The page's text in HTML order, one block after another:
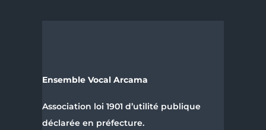
Ensemble Vocal Arcama
Association loi 1901 d’utilité publique
déclarée en préfecture.